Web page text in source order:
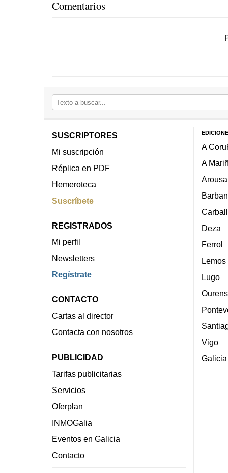
Comentarios
SUSCRIPTORES
Mi suscripción
Réplica en PDF
Hemeroteca
Suscríbete
REGISTRADOS
Mi perfil
Newsletters
Regístrate
CONTACTO
Cartas al director
Contacta con nosotros
PUBLICIDAD
Tarifas publicitarias
Servicios
Oferplan
INMOGalia
Eventos en Galicia
Contacto
A
A
Arousa
Deza
Ferrol
Lemos
Lugo
Vigo